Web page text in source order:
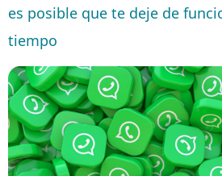
es posible que te deje de
tiempo